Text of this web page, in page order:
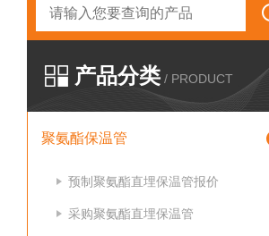
产品分类 / PRODUCT
聚氨酯保温管
预制聚氨酯直埋保温管报价
采购聚氨酯直埋保温管